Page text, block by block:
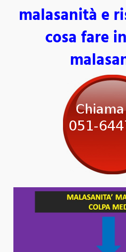
malasanità e
cosa fare